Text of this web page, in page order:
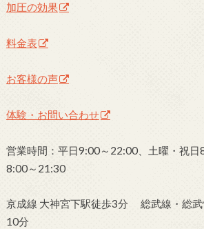
加圧の効果
料金表
お客様の声
体験・お問い合わせ
営業時間：平日9:00～22:00、土曜・祝
8:00～21:30
京成線 大神宮下駅徒歩3分 総武線・総
10分